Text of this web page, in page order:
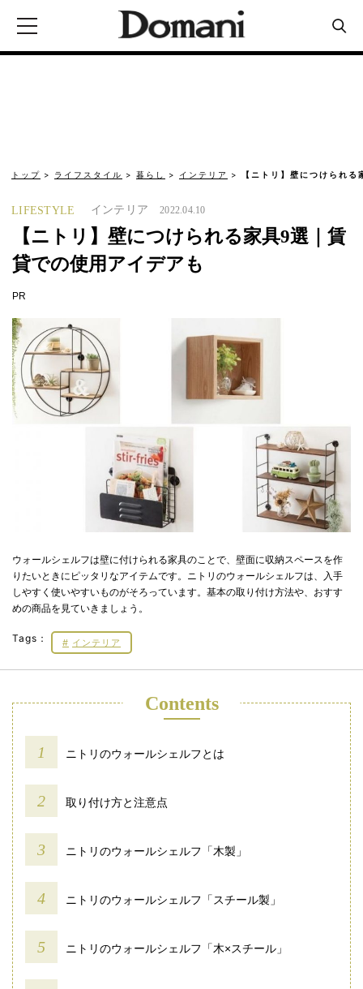
トップ ライフスタイル 暮らし インテリア 【ニトリ】壁につけられ
LIFESTYLE インテリア 2022.04.10
【ニトリ】壁につけられる家具9選｜賃
貸での使用アイデアも
PR
ウォールシェルフは壁に付けられる家具のことで、壁面に収納スペースを作
りたいときにピッタリなアイテムです。ニトリのウォールシェルフは、入手
しやすく使いやすいものがそろっています。基本の取り付け方法や、おすす
めの商品を見ていきましょう。
Tags： インテリア
Contents
ニトリのウォールシェルフとは
取り付け方と注意点
ニトリのウォールシェルフ「木製」
ニトリのウォールシェルフ「スチール製」
ニトリのウォールシェルフ「木×スチール」